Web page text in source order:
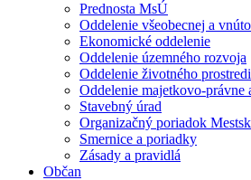
Prednosta MsÚ
Oddelenie všeobecnej a
Ekonomické oddelenie
Oddelenie územného rozvoja
Oddelenie životného
Oddelenie majetkovo-právne
Stavebný úrad
Organizačný poriadok
Smernice a poriadky
Zásady a pravidlá
Občan